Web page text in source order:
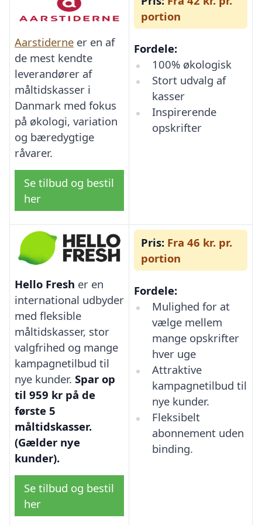
Aarstiderne er en af
de mest kendte
leverandører af
måltidskasser i
Danmark med fokus
på økologi, variation
og bæredygtige
råvarer.
Se tilbud og bestil
her
portion
Fordele:
100% økologisk
Stort udvalg af
kasser
Inspirerende
opskrifter
Hello Fresh er en
international udbyder
med fleksible
måltidskasser, stor
valgfrihed og mange
kampagnetilbud til
nye kunder. Spar op
til 959 kr på de
første 5
måltidskasser.
(Gælder nye
kunder).
Se tilbud og bestil
her
Pris: Fra 46 kr. pr.
portion
Fordele:
Mulighed for at
vælge mellem
mange opskrifter
hver uge
Attraktive
kampagnetilbud til
nye kunder.
Fleksibelt
abonnement uden
binding.